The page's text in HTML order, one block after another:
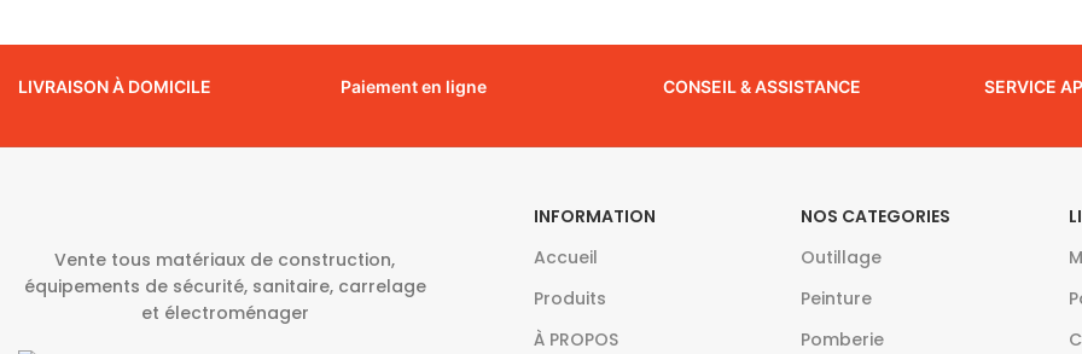
LIVRAISON À DOMICILE Paiement en ligne CONSEIL & ASSISTANCE SERVICE
Vente tous matériaux de construction,
équipements de sécurité, sanitaire, carrelage
et électroménager
INFORMATION
Accueil
Produits
À PROPOS
NOS CATEGORIES
Outillage
Peinture
Pomberie